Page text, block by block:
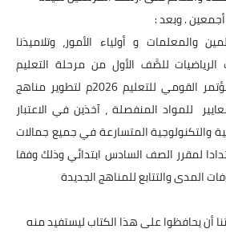
. وبعد :
والمعلمات و أولياء الأمور، وتلاميذنا
الرياضيات للصَّف الأول من مرحلة التعليم
المتوسط وفقا لرؤية المؤتمر القومي للتعليم 2026م لتطوير مناهج
للمواد المنفصلة ، آخذين في الاعتبار
والتكنولوجية المتسارعة في جميع جمالات
لمقرر الصف السادس ابتدائي وذلك وفقا
المدى والتتابع للمناهج الجديدة
أن يحافظوا على هذا الكتاب ليستفيد منه